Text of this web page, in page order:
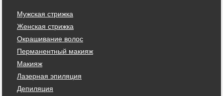
Мужская стрижка
Женская стрижка
Окрашивание волос
Перманентный макияж
Макияж
Лазерная эпиляция
Депиляция